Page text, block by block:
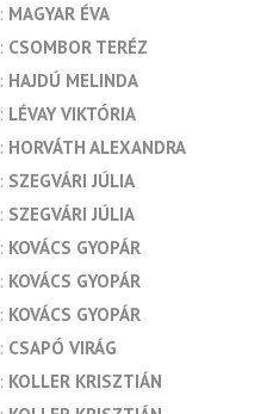
MAGYAR ÉVA
CSOMBOR TERÉZ
HAJDÚ MELINDA
LÉVAY VIKTÓRIA
HORVÁTH ALEXANDRA
SZEGVÁRI JÚLIA
SZEGVÁRI JÚLIA
KOVÁCS GYOPÁR
KOVÁCS GYOPÁR
KOVÁCS GYOPÁR
CSAPÓ VIRÁG
KOLLER KRISZTIÁN